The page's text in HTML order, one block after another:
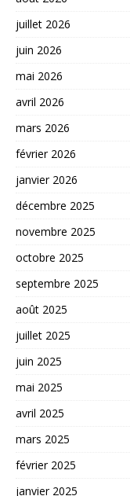
juillet 2026
juin 2026
mai 2026
avril 2026
mars 2026
février 2026
janvier 2026
décembre 2025
novembre 2025
octobre 2025
septembre 2025
août 2025
juillet 2025
juin 2025
mai 2025
avril 2025
mars 2025
février 2025
janvier 2025